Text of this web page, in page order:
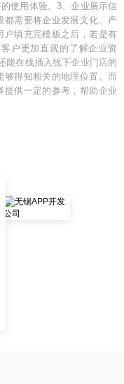
使用体验。3、企业展示信
都需要将企业发展文化、产
户填充完模板之后，若是有
户更加直观的了解企业资
能在线插入线下企业门店的
够得知相关的地理位置。而
供一定的参考，帮助企业